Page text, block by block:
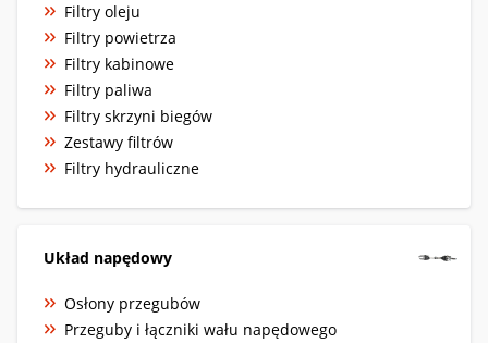
Filtry oleju
Filtry powietrza
Filtry kabinowe
Filtry paliwa
Filtry skrzyni biegów
Zestawy filtrów
Filtry hydrauliczne
Układ napędowy
Osłony przegubów
Przeguby i łączniki wału napędowego